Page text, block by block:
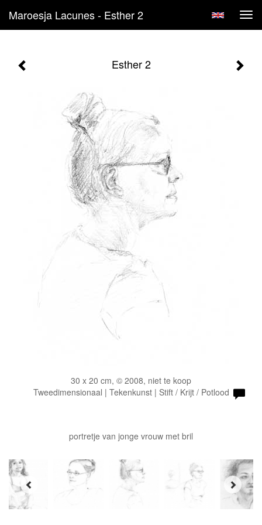
Maroesja Lacunes - Esther 2
Esther 2
30 x 20 cm, © 2008, niet te koop
Tweedimensionaal | Tekenkunst | Stift / Krijt / Potlood
portretje van jonge vrouw met bril